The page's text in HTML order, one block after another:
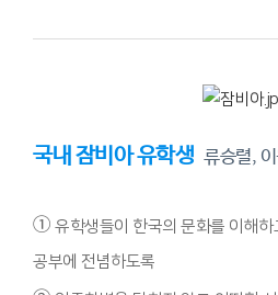
국내 잠비아 유학생 류승렬,
① 유학생들이 한국의 문화를 이해
공부에 전념하도록